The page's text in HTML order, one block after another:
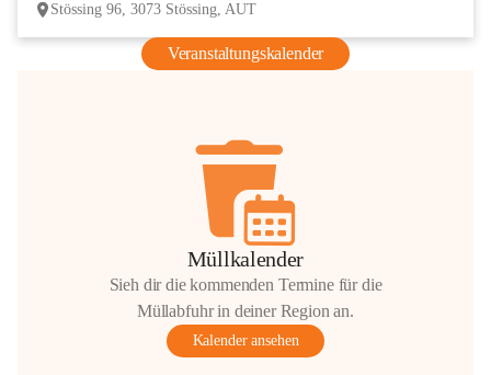
Stössing 96, 3073 Stössing, AUT
Veranstaltungskalender
Müllkalender
Sieh dir die kommenden Termine für die
Müllabfuhr in deiner Region an.
Kalender ansehen